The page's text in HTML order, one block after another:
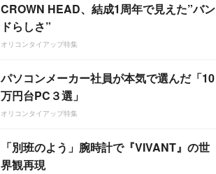
CROWN HEAD、結成1周年で見えた”バン
ドらしさ”
オリコンタイアップ特集
パソコンメーカー社員が本気で選んだ「10
万円台PC３選」
オリコンタイアップ特集
「別班のよう」腕時計で『VIVANT』の世
界観再現